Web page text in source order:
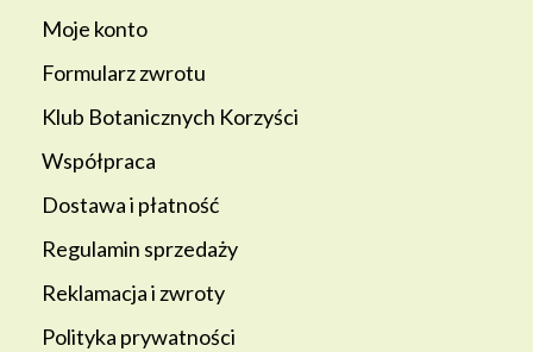
Moje konto
Formularz zwrotu
Klub Botanicznych Korzyści
Współpraca
Dostawa i płatność
Regulamin sprzedaży
Reklamacja i zwroty
Polityka prywatności